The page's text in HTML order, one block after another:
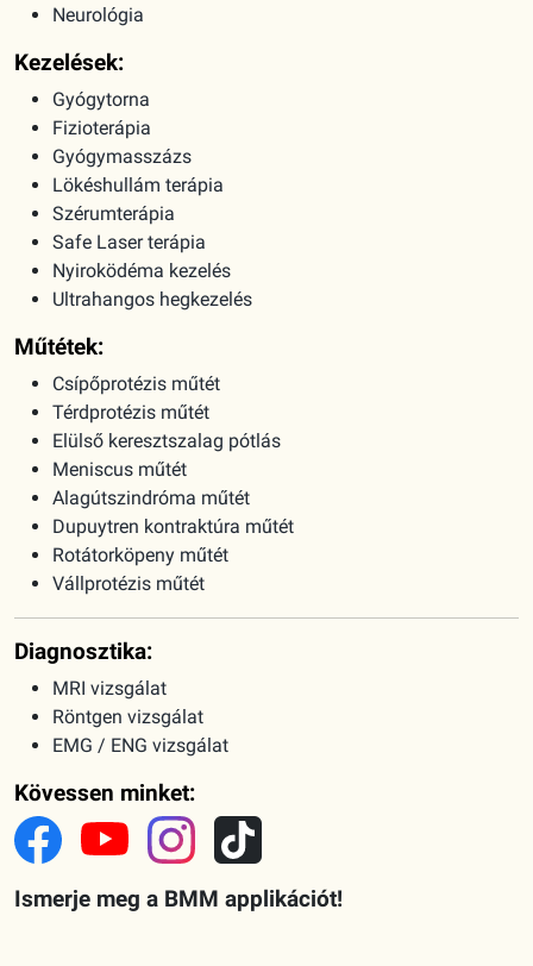
Gyógytorna
Gyógymasszázs
Lökéshullám terápia
Szérumterápia
Safe Laser terápia
Nyiroködéma kezelés
Ultrahangos hegkezelés
Műtétek:
Csípőprotézis műtét
Elülső keresztszalag pótlás
Meniscus műtét
Alagútszindróma műtét
Dupuytren kontraktúra műtét
Rotátorköpeny műtét
Vállprotézis műtét
Diagnosztika:
MRI vizsgálat
EMG / ENG vizsgálat
Kövessen minket:
Ismerje meg a BMM applikációt!